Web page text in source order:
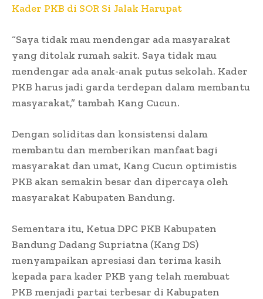
Kader PKB di SOR Si Jalak Harupat
“Saya tidak mau mendengar ada masyarakat
yang ditolak rumah sakit. Saya tidak mau
mendengar ada anak-anak putus sekolah. Kader
PKB harus jadi garda terdepan dalam membantu
masyarakat,” tambah Kang Cucun.
Dengan soliditas dan konsistensi dalam
membantu dan memberikan manfaat bagi
masyarakat dan umat, Kang Cucun optimistis
PKB akan semakin besar dan dipercaya oleh
masyarakat Kabupaten Bandung.
Sementara itu, Ketua DPC PKB Kabupaten
Bandung Dadang Supriatna (Kang DS)
menyampaikan apresiasi dan terima kasih
kepada para kader PKB yang telah membuat
PKB menjadi partai terbesar di Kabupaten